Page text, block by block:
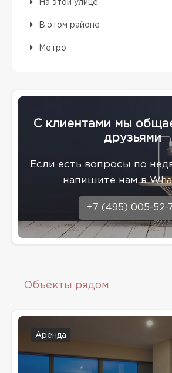
На этой улице
В этом районе
Метро
С клиентами мы
друзьями
Eсли есть вопросы по
напишите нам в
+7 (495) 005-52-
Объекты рядом
Аренда